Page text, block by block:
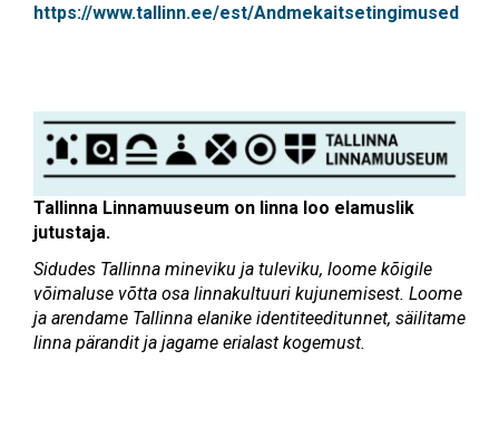
https://www.tallinn.ee/est/Andmekaitsetingimused
Tallinna Linnamuuseum on linna loo elamuslik
jutustaja.
Sidudes Tallinna mineviku ja tuleviku, loome kõigile
võimaluse võtta osa linnakultuuri kujunemisest. Loome
ja arendame Tallinna elanike identiteeditunnet, säilitame
linna pärandit ja jagame erialast kogemust.